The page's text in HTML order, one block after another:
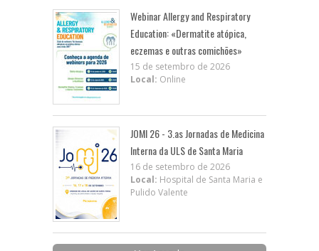
Webinar Allergy and Respiratory
Education: «Dermatite atópica,
eczemas e outras comichões»
15 de setembro de 2026
Local: Online
JOMI 26 - 3.as Jornadas de Medicina
Interna da ULS de Santa Maria
16 de setembro de 2026
Local: Hospital de Santa Maria e
Pulido Valente